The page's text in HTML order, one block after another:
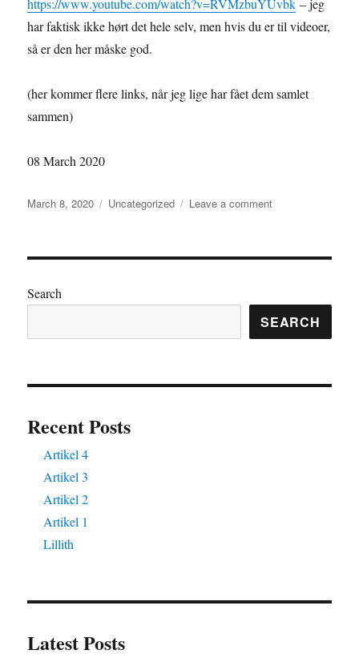
https://www.youtube.com/watch?v=RVMzbuYUvbk – jeg
har faktisk ikke hørt det hele selv, men hvis du er til videoer,
så er den her måske god.
(her kommer flere links, når jeg lige har fået dem samlet
sammen)
08 March 2020
Posted
March 8, 2020 Categories
Uncategorized Leave a commenton
Search
SEARCH
Recent Posts
Artikel 4
Artikel 3
Artikel 2
Artikel 1
Lillith
Latest Posts